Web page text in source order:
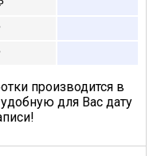
производится в
для Вас дату